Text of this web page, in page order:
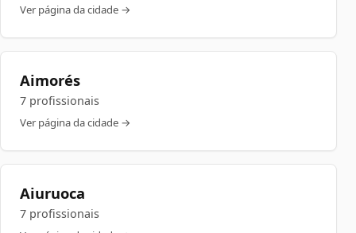
Ver página da cidade →
Aimorés
7 profissionais
Ver página da cidade →
Aiuruoca
7 profissionais